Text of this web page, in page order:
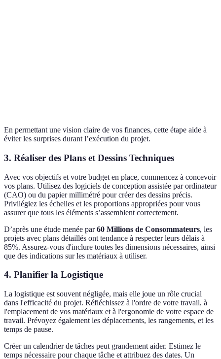
En permettant une vision claire de vos finances, cette étape aide à
éviter les surprises durant l’exécution du projet.
3. Réaliser des Plans et Dessins Techniques
Avec vos objectifs et votre budget en place, commencez à concevoir
vos plans. Utilisez des logiciels de conception assistée par ordinateur
(CAO) ou du papier millimétré pour créer des dessins précis.
Privilégiez les échelles et les proportions appropriées pour vous
assurer que tous les éléments s’assemblent correctement.
D’après une étude menée par60 Millions de Consommateurs, les
projets avec plans détaillés ont tendance à respecter leurs délais à
85%. Assurez-vous d'inclure toutes les dimensions nécessaires, ainsi
que des indications sur les matériaux à utiliser.
4. Planifier la Logistique
La logistique est souvent négligée, mais elle joue un rôle crucial
dans l'efficacité du projet. Réfléchissez à l'ordre de votre travail, à
l'emplacement de vos matériaux et à l'ergonomie de votre espace de
travail. Prévoyez également les déplacements, les rangements, et les
temps de pause.
Créer un calendrier de tâches peut grandement aider. Estimez le
temps nécessaire pour chaque tâche et attribuez des dates. Un